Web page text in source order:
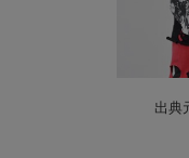
出典